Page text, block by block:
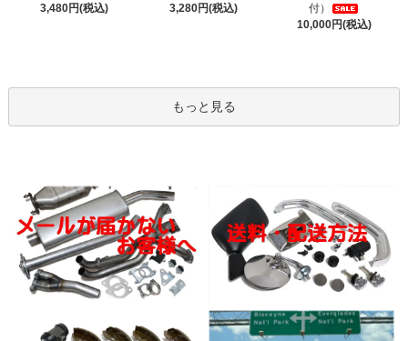
3,480円(税込)
3,280円(税込)
付）
10,000円(税込)
もっと見る